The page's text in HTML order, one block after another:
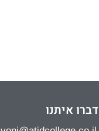
דברו איתנו